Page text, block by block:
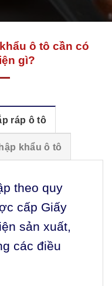
ô tô cần có
gì?
ráp ô tô
khẩu ô tô
theo quy
cấp Giấy
sản xuất,
các điều